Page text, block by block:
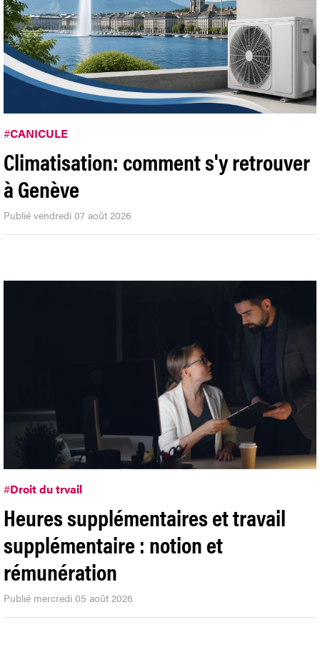
#CANICULE
Climatisation: comment s'y retrouver
à Genève
Publié vendredi 07 août 2026
#Droit du trvail
Heures supplémentaires et travail
supplémentaire : notion et
rémunération
Publié mercredi 05 août 2026